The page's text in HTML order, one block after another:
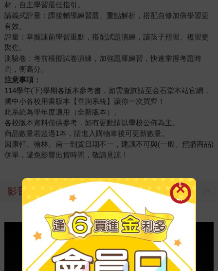
材，自主學習最佳指引。
講義式評量：課後輔導練習題、重點解析，搭配自修加倍學習更
有效。
評量：掌握課前學習重點，搭配試題演練，讓孩子預習、複習更
聚焦。
測驗卷：考前模擬試卷演練，加強題庫練習，快速掌握考題時
間，衝高分。
注意事項：
114學年(下)學期各版本參考書，如需查詢請至金石堂本站官網，
國中小各校用書版本【查詢系統】讓你一次買齊！
此系統為學年度適用（全新版本）。
各校版本資料僅供參考，如有更動請以學校公佈為主。
商品數量若超過1本，請進入購物車後可更新數量。
因康軒、翰林、南一到貨日期不一，建議不可與(一般、預購商品)
併單，避免影響出貨時間，敬請見諒！
影音介紹